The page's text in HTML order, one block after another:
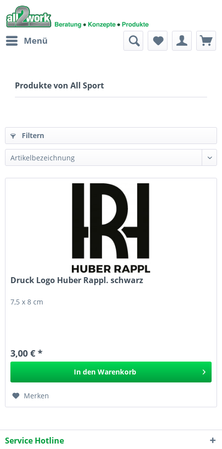
Menü
Produkte von All Sport
Filtern
Druck Logo Huber Rappl. schwarz
7,5 x 8 cm
3,00 € *
In den Warenkorb
Merken
Service Hotline